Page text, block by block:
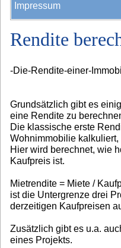
Impressum
Rendite
-Die-Rendite-einer-
Grundsätzlich gibt es
eine Rendite zu
Die klassische erste
Wohnimmobilie
Hier wird berechnet, wie
Kaufpreis ist.
Mietrendite = Miete /
ist die Untergrenze drei
derzeitigen Kaufpreisen
Zusätzlich gibt es u.a.
eines Projekts.